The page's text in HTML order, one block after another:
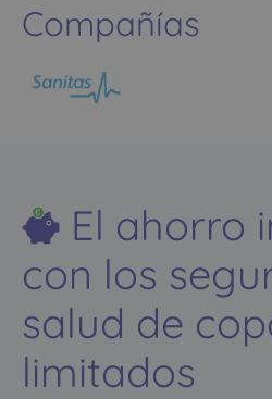
Compañías
El ahorro
con los
salud de
limitados